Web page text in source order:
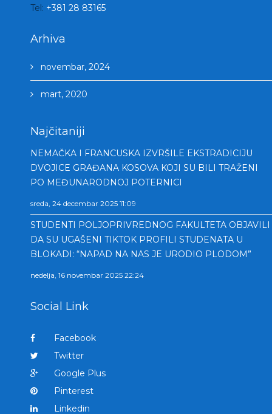
Tel: +381 28 83165
Arhiva
novembar, 2024
mart, 2020
Najčitaniji
NEMAČKA I FRANCUSKA IZVRŠILE EKSTRADICIJU
DVOJICE GRAĐANA KOSOVA KOJI SU BILI TRAŽENI
PO MEĐUNARODNOJ POTERNICI
sreda, 24 decembar 2025 11:09
STUDENTI POLJOPRIVREDNOG FAKULTETA OBJAVILI
DA SU UGAŠENI TIKTOK PROFILI STUDENATA U
BLOKADI: “NAPAD NA NAS JE URODIO PLODOM”
nedelja, 16 novembar 2025 22:24
Social Link
Facebook
Twitter
Google Plus
Pinterest
Linkedin